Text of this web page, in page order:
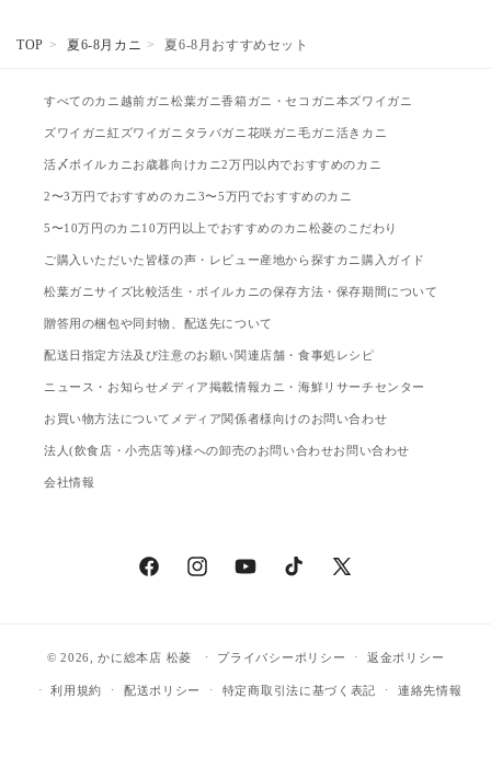
TOP 夏6-8月カニ 夏6-8月おすすめセット
すべてのカニ 越前ガニ松葉ガニ香箱ガニ・セコガニ 本ズワイガニ
ズワイガニ 紅ズワイガニ タラバガニ 花咲ガニ毛ガニ 活きカニ
活〆ボイルカニ お歳暮向けカニ2万円以内でおすすめのカニ
2〜3万円でおすすめのカニ 3〜5万円でおすすめのカニ
5〜10万円のカニ 10万円以上でおすすめのカニ 松菱のこだわり
ご購入いただいた皆様の声・レビュー産地から探すカニ購入ガイド
松葉ガニサイズ比較活生・ボイルカニの保存方法・保存期間について
贈答用の梱包や同封物、配送先について
配送日指定方法及び注意のお願い関連店舗・食事処レシピ
ニュース・お知らせ メディア掲載情報カニ・海鮮リサーチセンター
お買い物方法について メディア関係者様向けのお問い合わせ
法人(飲食店・小売店等)様への卸売のお問い合わせお問い合わせ
会社情報
FacebookInstagramYouTubeTikTok
X
© 2026,かに総本店 松菱 プライバシーポリシー 返金ポリシー
利用規約 配送ポリシー 特定商取引法に基づく表記 連絡先情報